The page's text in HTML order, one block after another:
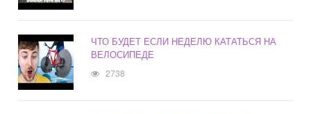
ЧТО БУДЕТ ЕСЛИ НЕДЕЛЮ КАТАТЬСЯ НА
ВЕЛОСИПЕДЕ
2738